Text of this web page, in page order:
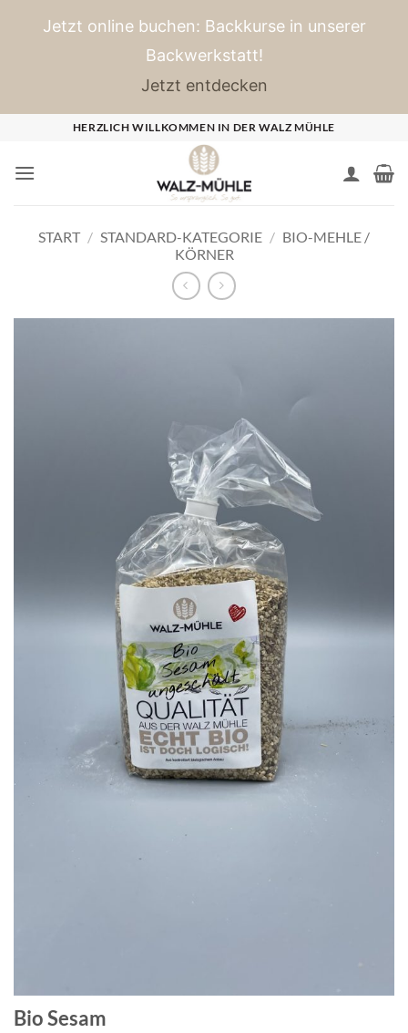
Jetzt online buchen: Backkurse in unserer
Backwerkstatt!
Jetzt entdecken
springen
HERZLICH WILLKOMMEN IN DER WALZ MÜHLE
START / STANDARD-KATEGORIE / BIO-MEHLE /
KÖRNER
Bio Sesam